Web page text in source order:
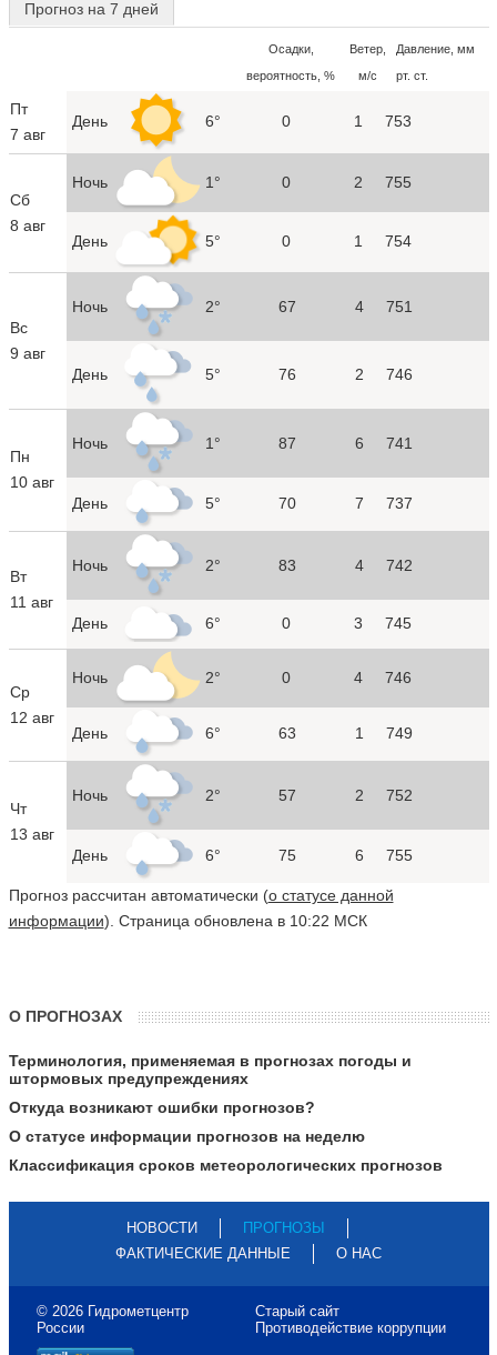
Прогноз на 7 дней
Осадки,
вероятность, %
Ветер,
м/с
Давление, мм
рт. ст.
Пт
7 авг
День 6° 0 1 753
Сб
8 авг
Ночь 1° 0 2 755
День 5° 0 1 754
Вс
9 авг
Ночь 2° 67 4 751
День 5° 76 2 746
Пн
10 авг
Ночь 1° 87 6 741
День 5° 70 7 737
Вт
11 авг
Ночь 2° 83 4 742
День 6° 0 3 745
Ср
12 авг
Ночь 2° 0 4 746
День 6° 63 1 749
Чт
13 авг
Ночь 2° 57 2 752
День 6° 75 6 755
Прогноз рассчитан автоматически (о статусе данной
информации). Страница обновлена в 10:22 МСК
О ПРОГНОЗАХ
Терминология, применяемая в прогнозах погоды и
штормовых предупреждениях
Откуда возникают ошибки прогнозов?
О статусе информации прогнозов на неделю
Классификация сроков метеорологических прогнозов
НОВОСТИ
ПРОГНОЗЫ
ФАКТИЧЕСКИЕ ДАННЫЕ
О НАС
© 2026 Гидрометцентр
России
Старый сайт
Противодействие коррупции